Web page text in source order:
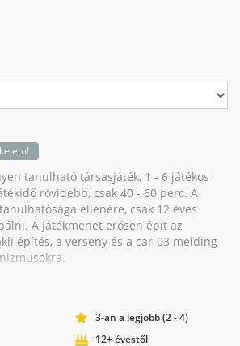
tanulható társasjáték, 1 - 6 játékos
rövidebb, csak 40 - 60 perc. A
ellenére, csak 12 éves
A játékmenet erősen épít az
építés, a verseny és a car-03 melding
3-an a legjobb (2 - 4)
12+ évestől